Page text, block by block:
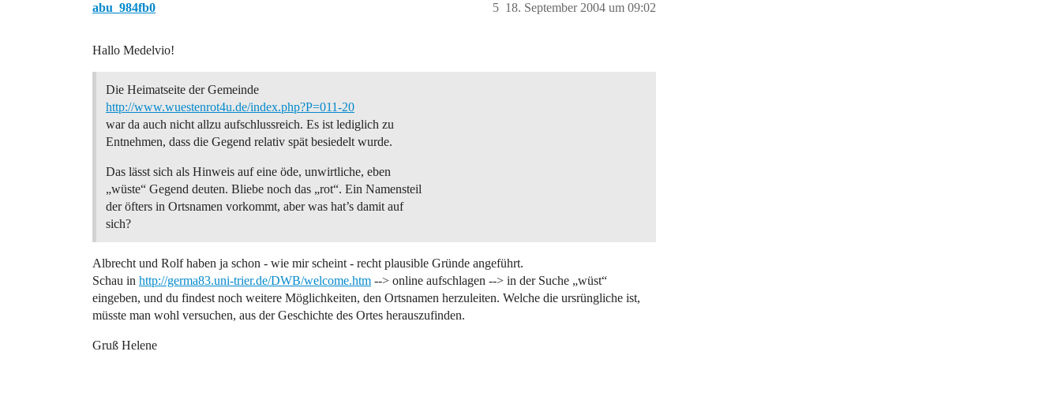
abu_984fb0 18. September 2004 um 09:02
5
Hallo Medelvio!
Die Heimatseite der Gemeinde
http://www.wuestenrot4u.de/index.php?P=011-20
war da auch nicht allzu aufschlussreich. Es ist lediglich zu
Entnehmen, dass die Gegend relativ spät besiedelt wurde.
Das lässt sich als Hinweis auf eine öde, unwirtliche, eben
„wüste“ Gegend deuten. Bliebe noch das „rot“. Ein Namensteil
der öfters in Ortsnamen vorkommt, aber was hat’s damit auf
sich?
Albrecht und Rolf haben ja schon - wie mir scheint - recht plausible Gründe angeführt.
Schau in http://germa83.uni-trier.de/DWB/welcome.htm --> online aufschlagen --> in der Suche „wüst“
eingeben, und du findest noch weitere Möglichkeiten, den Ortsnamen herzuleiten. Welche die ursrüngliche ist,
müsste man wohl versuchen, aus der Geschichte des Ortes herauszufinden.
Gruß Helene